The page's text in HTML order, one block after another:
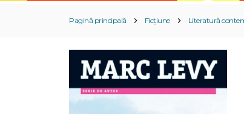
Pagină principală Ficțiune Literatură